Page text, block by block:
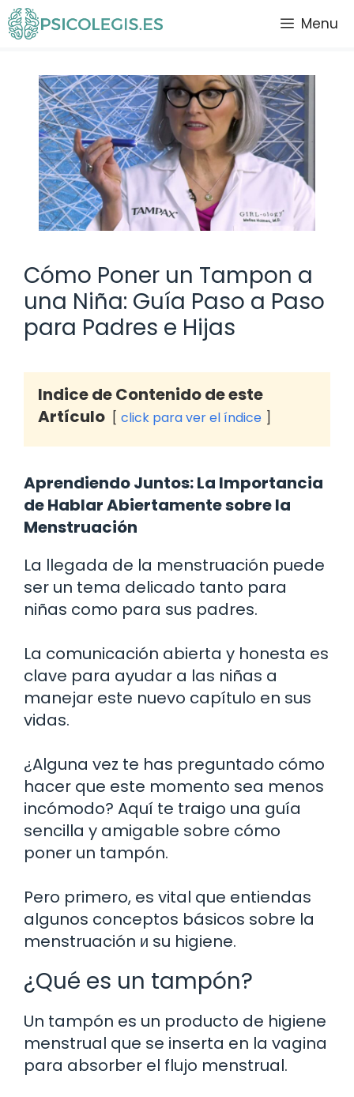
Saltar
al
Menu
Cómo Poner un Tampon a
una Niña: Guía Paso a Paso
para Padres e Hijas
Indice de Contenido de este
Artículo
click para ver el índice
Aprendiendo Juntos: La Importancia
de Hablar Abiertamente sobre la
Menstruación
La llegada de la menstruación puede
ser un tema delicado tanto para
niñas como para sus padres.
La comunicación abierta y honesta es
clave para ayudar a las niñas a
manejar este nuevo capítulo en sus
vidas.
¿Alguna vez te has preguntado cómo
hacer que este momento sea menos
incómodo? Aquí te traigo una guía
sencilla y amigable sobre cómo
poner un tampón.
Pero primero, es vital que entiendas
algunos conceptos básicos sobre la
menstruación и su higiene.
¿Qué es un tampón?
Un tampón es un producto de higiene
menstrual que se inserta en la vagina
para absorber el flujo menstrual.